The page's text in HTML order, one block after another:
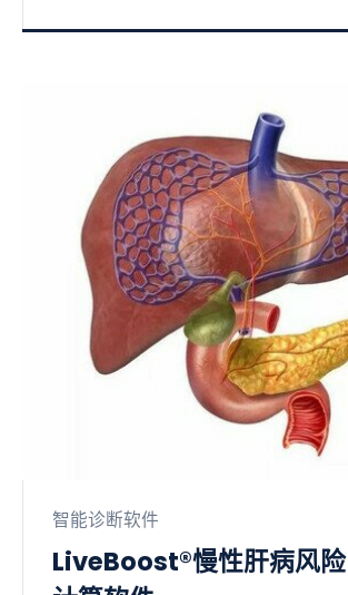
智能诊断软件
LiveBoost®慢性肝病风险